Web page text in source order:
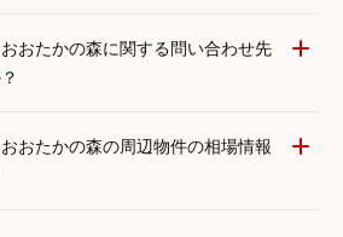
おたかの森に関する問い合わせ先
おたかの森の周辺物件の相場情報